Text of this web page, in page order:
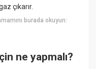
çıkarır.
burada okuyun:
ne yapmalı?